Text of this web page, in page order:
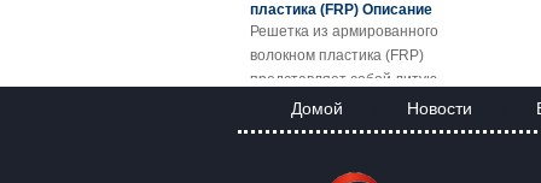
Решетка из армированного
волокном пластика (FRP)
представляет собой литую
пластико...
FRP Sheet & Panel Project
Благодаря отличным свойствам
Домой Новости